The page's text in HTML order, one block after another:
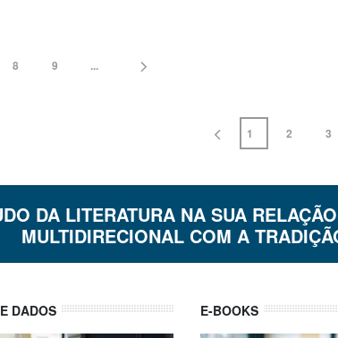
8 9 ...
1 2 3
DA LITERATURA NA SUA
MULTIDIRECIONAL COM A
DADOS E-BOOKS